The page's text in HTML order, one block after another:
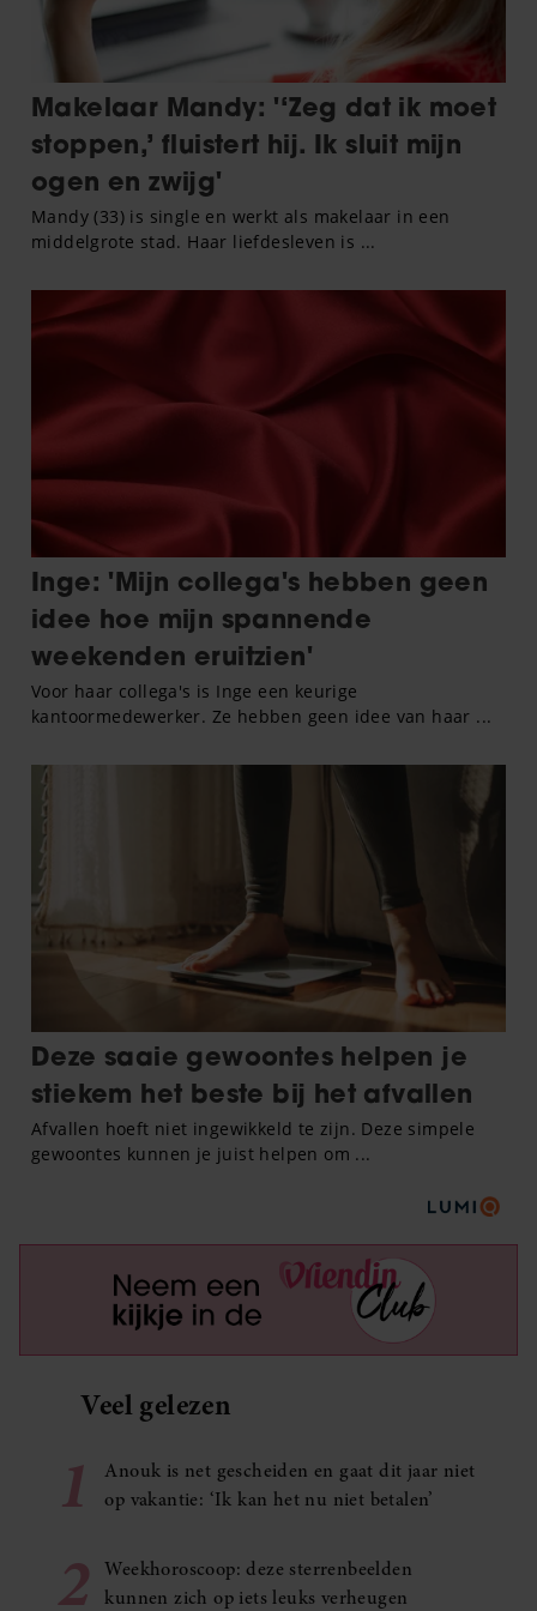
Veel gelezen
1
Anouk is net gescheiden en gaat dit jaar niet
op vakantie: ‘Ik kan het nu niet betalen’
2
Weekhoroscoop: deze sterrenbeelden
kunnen zich op iets leuks verheugen